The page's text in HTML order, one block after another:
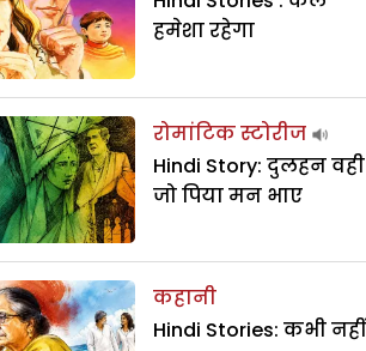
हमेशा रहेगा
रोमांटिक स्टोरीज
Hindi Story: दुलहन वही
जो पिया मन भाए
कहानी
Hindi Stories: कभी नहीं